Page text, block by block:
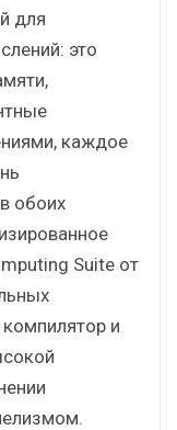
для
это
каждое
обоих
Suite от
и